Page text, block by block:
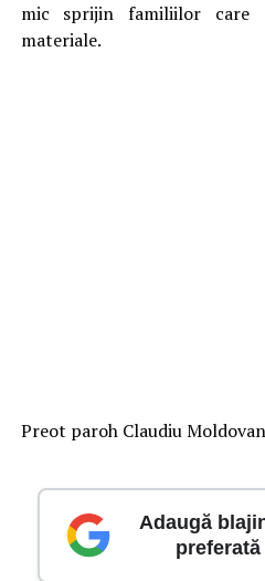
mic sprijin familiilor care
materiale.
Preot paroh Claudiu Moldovan
Adaugă